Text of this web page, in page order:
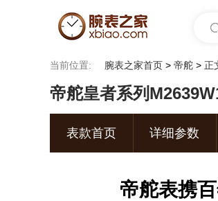
当前位置: 腕表之家首页 > 帝舵 > 正
帝舵皇者系列
表款首页 详细参数
帝舵表携